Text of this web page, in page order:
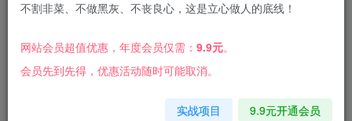
视频号分成计划最近太火了，平台前段时间也整改
了，那段时间自己都看不到广告很多创作者的收益
不割非菜、不做黑灰、不丧良心，这是立心做人的底线！
网站会员超值优惠，年度会员仅需： 9.9元。
会员先到先得，优惠活动随时可能取消。
实战项目 9.9元开通会员